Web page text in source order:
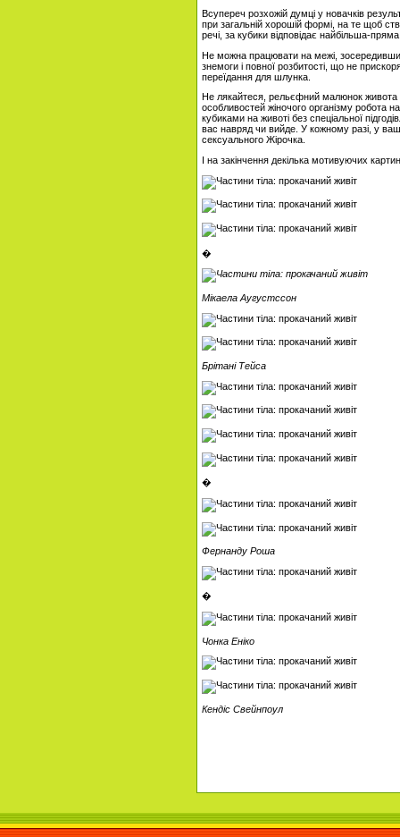
Всупереч розхожій думці у новачків
при загальній хорошій формі, на те щоб
речі, за кубики відповідає найбільша-
Не можна працювати на межі, зосередивши
знемоги і повної розбитості, що не
переїдання для шлунка.
Не лякайтеся, рельєфний малюнок живота
особливостей жіночого організму робота
кубиками на животі без спеціальної
вас навряд чи вийде. У кожному разі, у
сексуального Жірочка.
І на закінчення декілька мотивуючих
�
Мікаела Аугустссон
Брітані Тейса
�
Фернанду Роша
�
Чонка Еніко
Кендіс Свейнпоул